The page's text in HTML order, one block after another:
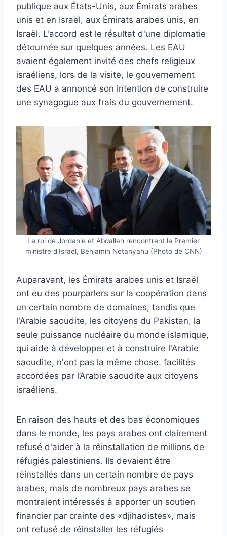
publique aux États-Unis, aux Émirats arabes
unis et en Israël, aux Émirats arabes unis, en
Israël. L'accord est le résultat d'une diplomatie
détournée sur quelques années. Les EAU
avaient également invité des chefs religieux
israéliens, lors de la visite, le gouvernement
des EAU a annoncé son intention de construire
une synagogue aux frais du gouvernement.
Le roi de Jordanie et Abdallah rencontrent le Premier
ministre d'Israël, Benjamin Netanyahu (Photo de CNN)
Auparavant, les Émirats arabes unis et Israël
ont eu des pourparlers sur la coopération dans
un certain nombre de domaines, tandis que
l'Arabie saoudite, les citoyens du Pakistan, la
seule puissance nucléaire du monde islamique,
qui aide à développer et à construire l'Arabie
saoudite, n'ont pas la même chose. facilités
accordées par l’Arabie saoudite aux citoyens
israéliens.
En raison des hauts et des bas économiques
dans le monde, les pays arabes ont clairement
refusé d'aider à la réinstallation de millions de
réfugiés palestiniens. Ils devaient être
réinstallés dans un certain nombre de pays
arabes, mais de nombreux pays arabes se
montraient intéressés à apporter un soutien
financier par crainte des «djihadistes», mais
ont refusé de réinstaller les réfugiés